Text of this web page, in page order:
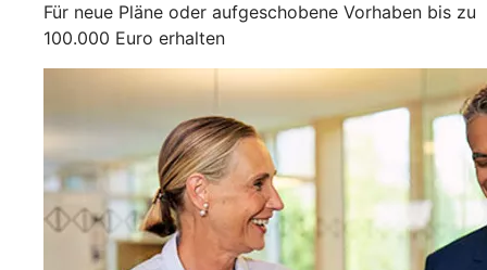
Für neue Pläne oder aufgeschobene Vorhaben bis zu
100.000 Euro erhalten